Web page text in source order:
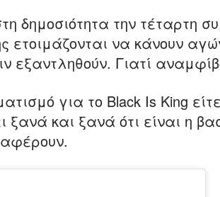
δημοσιότητα την τέταρτη
ετοιμάζονται να κάνουν
εξαντληθούν. Γιατί
για το Black Is King
ξανά και ξανά ότι είναι η